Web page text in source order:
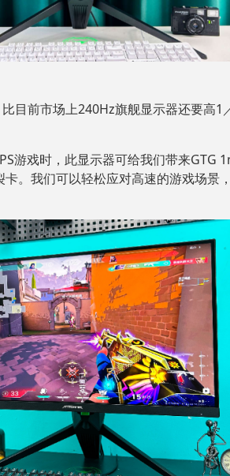
前市场上240Hz旗舰显示器还要高1
游戏时，此显示器可给我们带来
。我们可以轻松应对高速的游戏场